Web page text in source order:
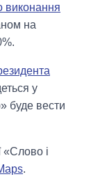
виконання
на
у
буде вести
«Слово і
.